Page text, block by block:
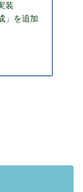
装
」を追加